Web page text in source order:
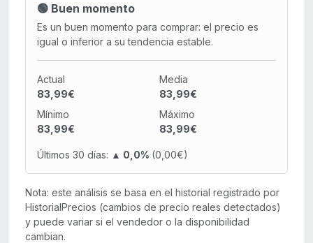
🟢 Buen momento
Es un buen momento para comprar: el precio es
igual o inferior a su tendencia estable.
Actual
83,99€
Media
83,99€
Mínimo
83,99€
Máximo
83,99€
Últimos 30 días: ▲ 0,0% (0,00€)
Nota: este análisis se basa en el historial registrado por
HistorialPrecios (cambios de precio reales detectados)
y puede variar si el vendedor o la disponibilidad
cambian.